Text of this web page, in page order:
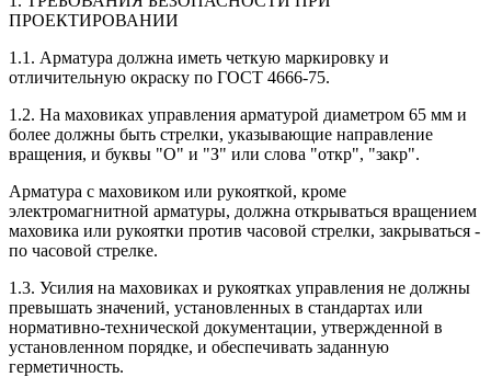
ПРОЕКТИРОВАНИИ
1.1. Арматура должна иметь четкую маркировку и
отличительную окраску по ГОСТ 4666-75.
1.2. На маховиках управления арматурой диаметром 65 мм и
более должны быть стрелки, указывающие направление
вращения, и буквы "О" и "З" или слова "откр", "закр".
Арматура с маховиком или рукояткой, кроме
электромагнитной арматуры, должна открываться вращением
маховика или рукоятки против часовой стрелки, закрываться -
по часовой стрелке.
1.3. Усилия на маховиках и рукоятках управления не должны
превышать значений, установленных в стандартах или
нормативно-технической документации, утвержденной в
установленном порядке, и обеспечивать заданную
герметичность.